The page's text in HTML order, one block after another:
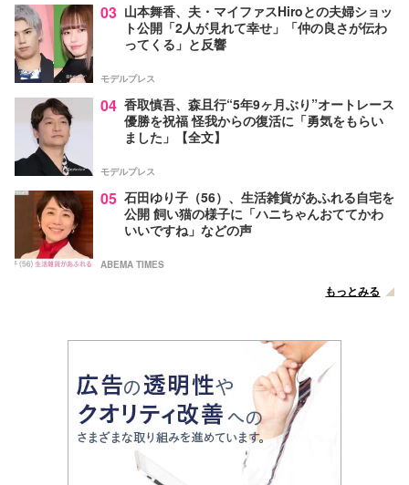
03 山本舞香、夫・マイファスHiroとの夫婦ショッ
ト公開「2人が見れて幸せ」「仲の良さが伝わ
ってくる」と反響
モデルプレス
04 香取慎吾、森且行“5年9ヶ月ぶり”オートレース
優勝を祝福 怪我からの復活に「勇気をもらい
ました」【全文】
モデルプレス
05 石田ゆり子（56）、生活雑貨があふれる自宅を
公開 飼い猫の様子に「ハニちゃんおててかわ
いいですね」などの声
ABEMA TIMES
もっとみる